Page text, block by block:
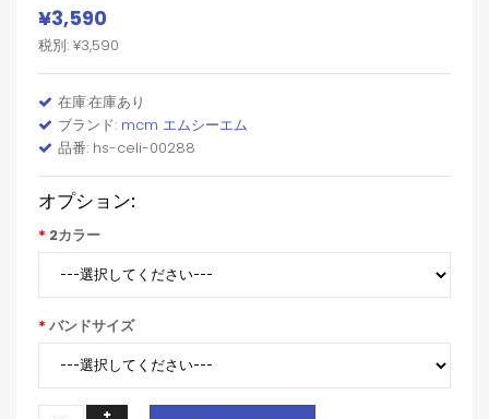
¥3,590
税別: ¥3,590
在庫:在庫あり
ブランド: mcm エムシーエム
品番: hs-celi-00288
オプション:
2カラー
バンドサイズ